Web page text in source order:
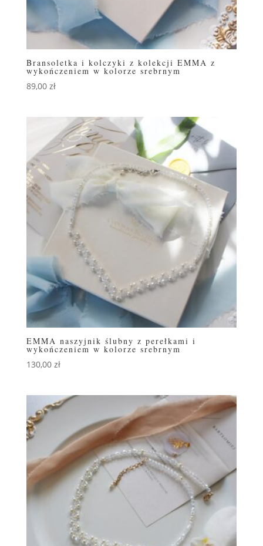
Bransoletka i kolczyki z kolekcji EMMA z
wykończeniem w kolorze srebrnym
89,00 zł
EMMA naszyjnik ślubny z perełkami i
wykończeniem w kolorze srebrnym
130,00 zł